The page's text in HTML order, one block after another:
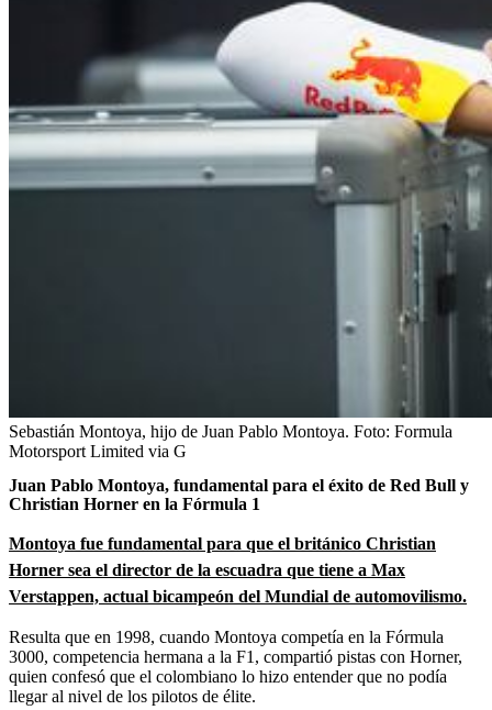
Sebastián Montoya, hijo de Juan Pablo Montoya. Foto: Formula
Motorsport Limited via G
Juan Pablo Montoya, fundamental para el éxito de Red Bull y
Christian Horner en la Fórmula 1
Montoya fue fundamental para que el británico Christian
Horner sea el director de la escuadra que tiene a Max
Verstappen, actual bicampeón del Mundial de automovilismo.
Resulta que en 1998, cuando Montoya competía en la Fórmula
3000, competencia hermana a la F1, compartió pistas con Horner,
quien confesó que el colombiano lo hizo entender que no podía
llegar al nivel de los pilotos de élite.